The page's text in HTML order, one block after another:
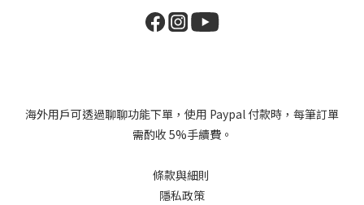
海外用戶可透過聊聊功能下單，使用 Paypal 付款時，每筆訂單
需酌收 5%手續費。
條款與細則
隱私政策